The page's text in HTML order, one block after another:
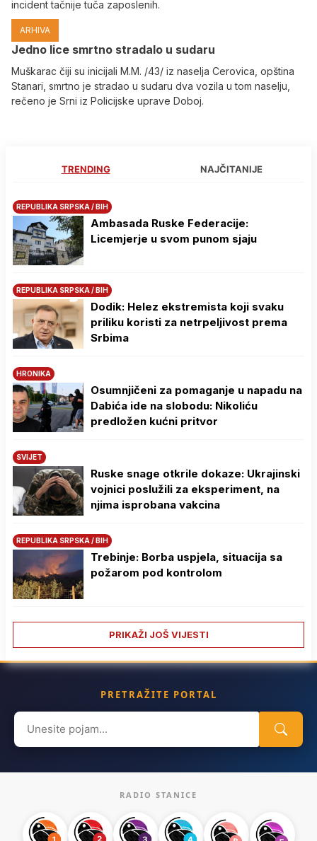
incident tačnije tuča zaposlenih.
ARHIVA
Јedno lice smrtno stradalo u sudaru
Muškarac čiji su inicijali M.M. /43/ iz naselja Cerovica, opština
Stanari, smrtno je stradao u sudaru dva vozila u tom naselju,
rečeno je Srni iz Policijske uprave Doboj.
TRENDING NAJČITANIJE
REPUBLIKA SRPSKA / BIH
Ambasada Ruske Federacije:
Licemjerje u svom punom sjaju
REPUBLIKA SRPSKA / BIH
Dodik: Helez ekstremista koji svaku
priliku koristi za netrpeljivost prema
Srbima
HRONIKA
Osumnjičeni za pomaganje u napadu na
Dabića ide na slobodu: Nikoliću
predložen kućni pritvor
SVIJET
Ruske snage otkrile dokaze: Ukrajinski
vojnici poslužili za eksperiment, na
njima isprobana vakcina
REPUBLIKA SRPSKA / BIH
Trebinje: Borba uspjela, situacija sa
požarom pod kontrolom
PRIKAŽI JOŠ VIJESTI
PRETRAŽITE PORTAL
Search
for:
RADIO STANICE